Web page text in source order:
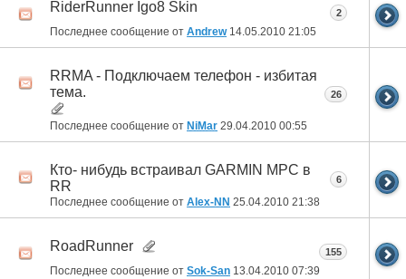
RiderRunner Igo8 Skin
Последнее сообщение от Andrew14.05.2010 21:05
2
RRMA - Подключаем телефон - избитая
тема.
Последнее сообщение от NiMar 29.04.2010 00:55
26
Кто- нибудь встраивал GARMIN MPC в
RR
Последнее сообщение от Alex-NN 25.04.2010 21:38
6
RoadRunner
Последнее сообщение от Sok-San 13.04.2010 07:39
155